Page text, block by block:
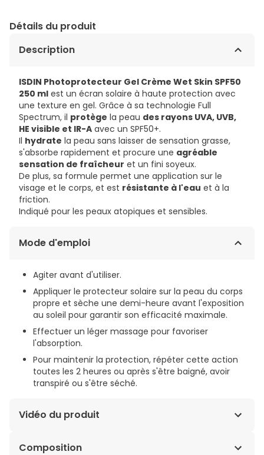
Détails du produit
Description
ISDIN Photoprotecteur Gel Crème Wet Skin SPF50
250 ml est un écran solaire à haute protection avec
une texture en gel. Grâce à sa technologie Full
Spectrum, il protège la peau des rayons UVA, UVB,
HE visible et IR-A avec un SPF50+.
Il hydrate la peau sans laisser de sensation grasse,
s'absorbe rapidement et procure une agréable
sensation de fraîcheur et un fini soyeux.
De plus, sa formule permet une application sur le
visage et le corps, et est résistante à l'eau et à la
friction.
Indiqué pour les peaux atopiques et sensibles.
Mode d'emploi
Agiter avant d'utiliser.
Appliquer le protecteur solaire sur la peau du corps
propre et sèche une demi-heure avant l'exposition
au soleil pour garantir son efficacité maximale.
Effectuer un léger massage pour favoriser
l'absorption.
Pour maintenir la protection, répéter cette action
toutes les 2 heures ou après s'être baigné, avoir
transpiré ou s'être séché.
Vidéo du produit
Composition